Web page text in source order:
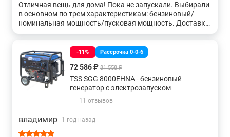
Отличная вещь для дома! Пока не запускали. Выбирали
в основном по трем характеристикам: бензиновый/
номинальная мощность/пусковая мощность. Доставку
выбрали Деловыми Линиями - без нареканий, в
-11% Рассрочка 0-0-6
72 586 ₽ 81 558 ₽
TSS SGG 8000EHNA - бензиновый
генератор с электрозапуском
11 отзывов
владимир 1 год назад